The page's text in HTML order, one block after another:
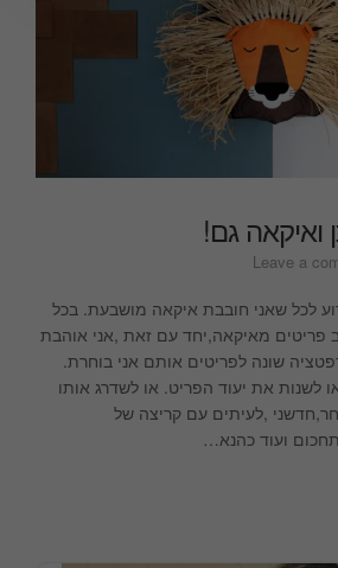
גם!
Leave a
הרעמתן
ואיקאה
גם!
לכל שאני חובבת איקאה מושבעת. בכל
פריטים מאיקאה,יחד עם זאת ,אני אוהבת
שונה לפריטים אותם אני בוחרת.
הן תמיד 2: או לשנות את יעוד הפריט. או לשדרג אותו
,לעיתים עם קריצה של
ועוד כהנא…